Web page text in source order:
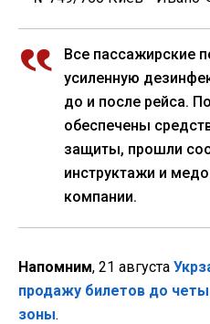
Все пассажирские
усиленную
до и после рейса.
обеспечены
защиты, прошли
инструктажи и
компании.
Напомним, 21 августа
продажу билетов до
зоны.